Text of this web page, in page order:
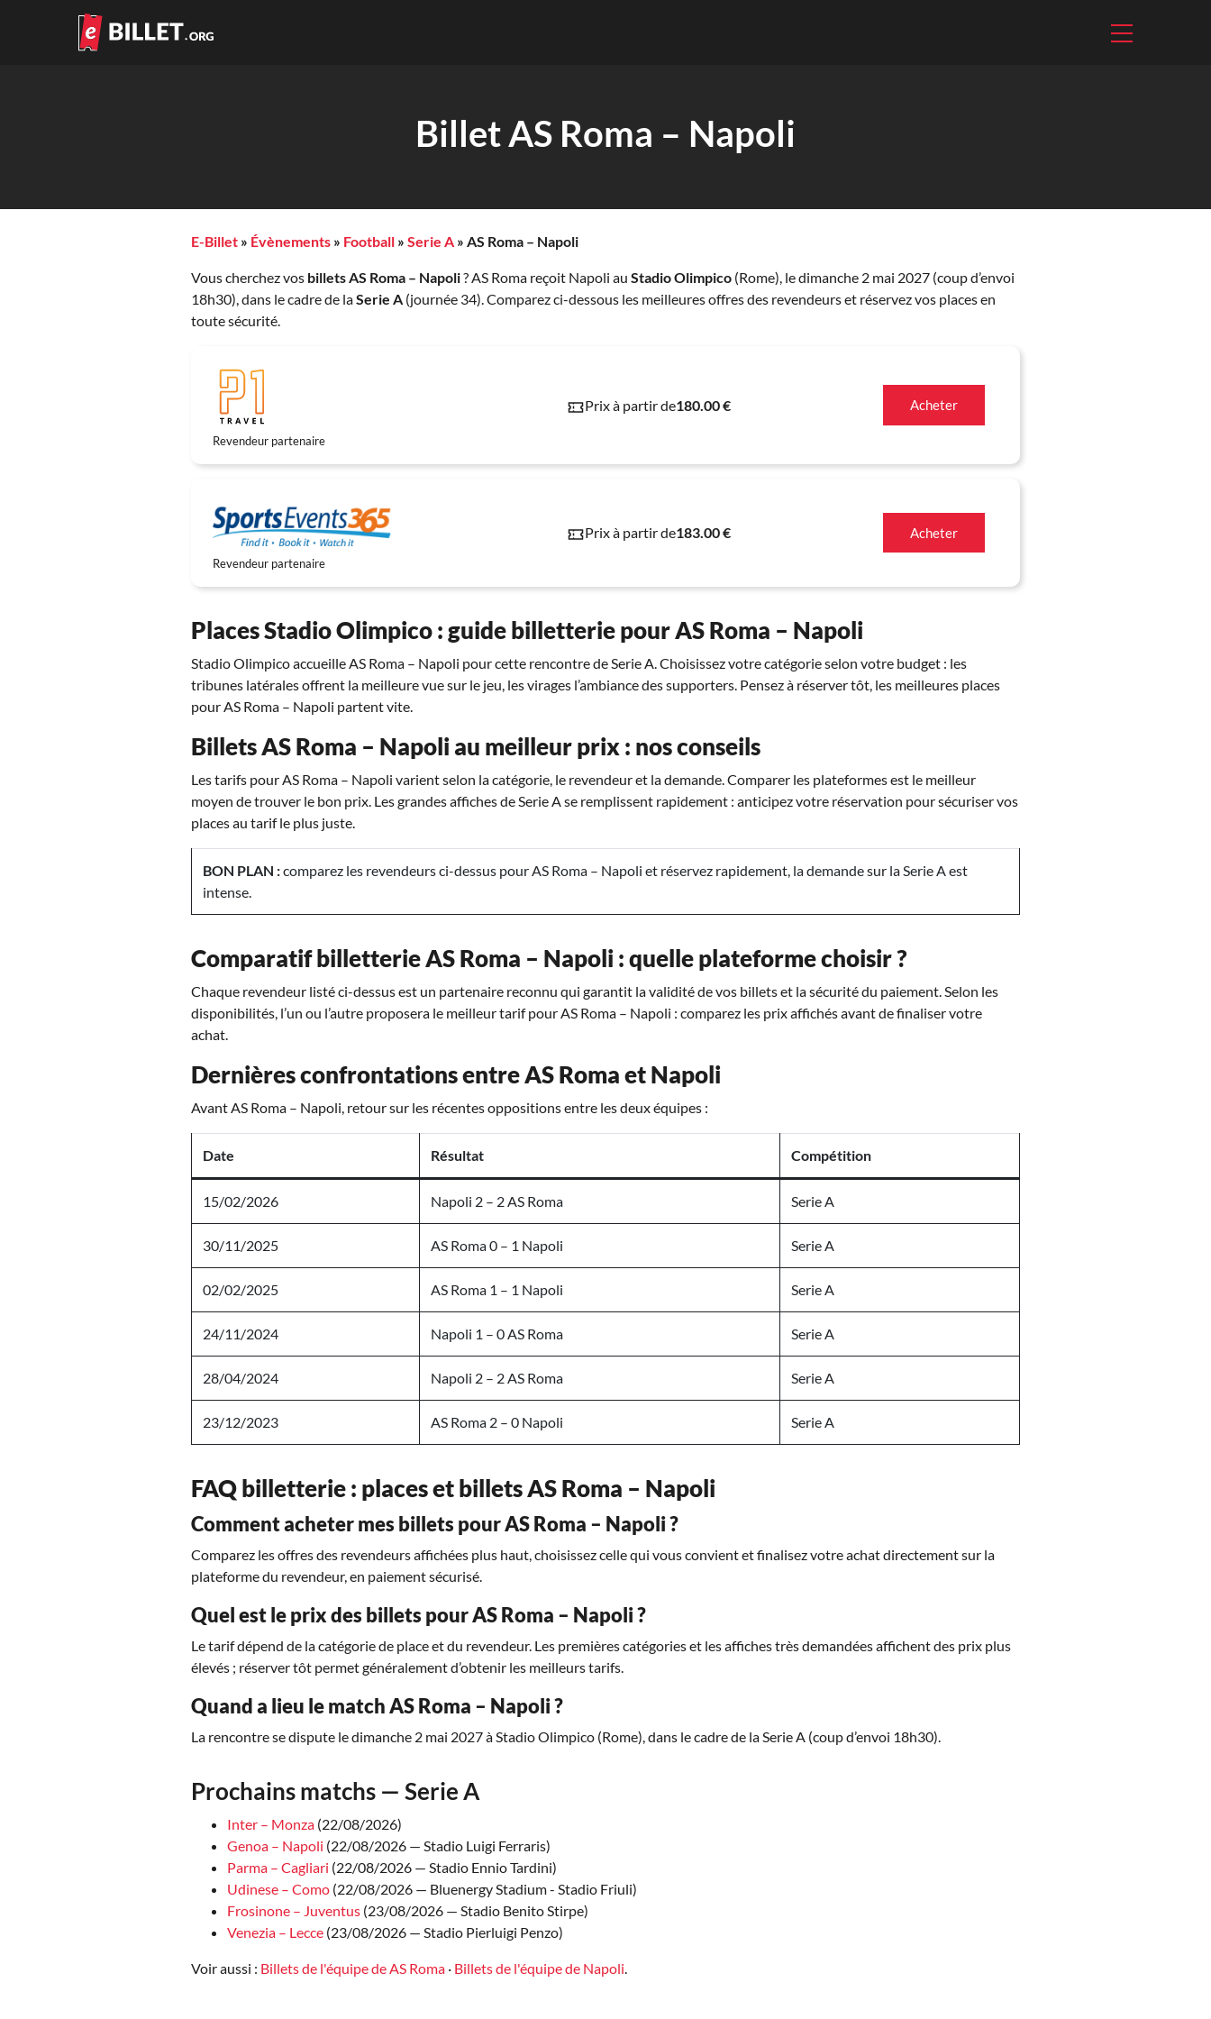
Billet AS Roma – Napoli
E-Billet » Évènements » Football » Serie A » AS Roma – Napoli
Vous cherchez vos billets AS Roma – Napoli? AS Roma reçoit Napoli au Stadio Olimpico (Rome), le dimanche 2 mai 2027 (coup d’envoi
18h30), dans le cadre de laSerie A (journée 34). Comparez ci-dessous les meilleures offres des revendeurs et réservez vos places en
toute sécurité.
Revendeur partenaire
Prix à partir de180.00 € Acheter
Revendeur partenaire
Prix à partir de183.00 € Acheter
Places Stadio Olimpico : guide billetterie pour AS Roma – Napoli
Stadio Olimpico accueille AS Roma – Napoli pour cette rencontre de Serie A. Choisissez votre catégorie selon votre budget : les
tribunes latérales offrent la meilleure vue sur le jeu, les virages l’ambiance des supporters. Pensez à réserver tôt, les meilleures places
pour AS Roma – Napoli partent vite.
Billets AS Roma – Napoli au meilleur prix : nos conseils
Les tarifs pour AS Roma – Napoli varient selon la catégorie, le revendeur et la demande. Comparer les plateformes est le meilleur
moyen de trouver le bon prix. Les grandes affiches de Serie A se remplissent rapidement : anticipez votre réservation pour sécuriser vos
places au tarif le plus juste.
BON PLAN :comparez les revendeurs ci-dessus pour AS Roma – Napoli et réservez rapidement, la demande sur la Serie A est
intense.
Comparatif billetterie AS Roma – Napoli : quelle plateforme choisir ?
Chaque revendeur listé ci-dessus est un partenaire reconnu qui garantit la validité de vos billets et la sécurité du paiement. Selon les
disponibilités, l’un ou l’autre proposera le meilleur tarif pour AS Roma – Napoli : comparez les prix affichés avant de finaliser votre
achat.
Dernières confrontations entre AS Roma et Napoli
Avant AS Roma – Napoli, retour sur les récentes oppositions entre les deux équipes :
Date Résultat Compétition
15/02/2026 Napoli 2 – 2 AS Roma Serie A
30/11/2025 AS Roma 0 – 1 Napoli Serie A
02/02/2025 AS Roma 1 – 1 Napoli Serie A
24/11/2024 Napoli 1 – 0 AS Roma Serie A
28/04/2024 Napoli 2 – 2 AS Roma Serie A
23/12/2023 AS Roma 2 – 0 Napoli Serie A
FAQ billetterie : places et billets AS Roma – Napoli
Comment acheter mes billets pour AS Roma – Napoli ?
Comparez les offres des revendeurs affichées plus haut, choisissez celle qui vous convient et finalisez votre achat directement sur la
plateforme du revendeur, en paiement sécurisé.
Quel est le prix des billets pour AS Roma – Napoli ?
Le tarif dépend de la catégorie de place et du revendeur. Les premières catégories et les affiches très demandées affichent des prix plus
élevés ; réserver tôt permet généralement d’obtenir les meilleurs tarifs.
Quand a lieu le match AS Roma – Napoli ?
La rencontre se dispute le dimanche 2 mai 2027 à Stadio Olimpico (Rome), dans le cadre de la Serie A (coup d’envoi 18h30).
Prochains matchs — Serie A
Inter – Monza (22/08/2026)
Genoa – Napoli (22/08/2026 — Stadio Luigi Ferraris)
Parma – Cagliari (22/08/2026 — Stadio Ennio Tardini)
Udinese – Como (22/08/2026 — Bluenergy Stadium - Stadio Friuli)
Frosinone – Juventus (23/08/2026 — Stadio Benito Stirpe)
Venezia – Lecce (23/08/2026 — Stadio Pierluigi Penzo)
Voir aussi : Billets de l'équipe de AS Roma · Billets de l'équipe de Napoli.